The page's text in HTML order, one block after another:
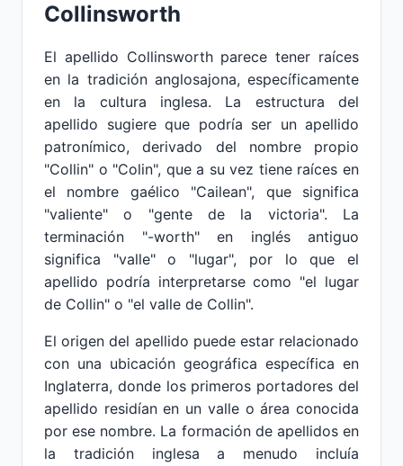
Collinsworth
El apellido Collinsworth parece tener raíces
en la tradición anglosajona, específicamente
en la cultura inglesa. La estructura del
apellido sugiere que podría ser un apellido
patronímico, derivado del nombre propio
"Collin" o "Colin", que a su vez tiene raíces en
el nombre gaélico "Cailean", que significa
"valiente" o "gente de la victoria". La
terminación "-worth" en inglés antiguo
significa "valle" o "lugar", por lo que el
apellido podría interpretarse como "el lugar
de Collin" o "el valle de Collin".
El origen del apellido puede estar relacionado
con una ubicación geográfica específica en
Inglaterra, donde los primeros portadores del
apellido residían en un valle o área conocida
por ese nombre. La formación de apellidos en
la tradición inglesa a menudo incluía